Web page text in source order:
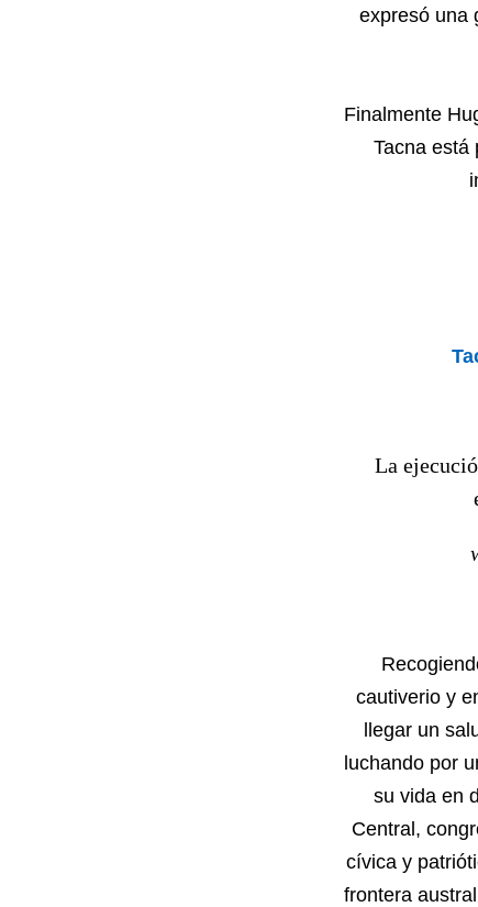
expresó una
Finalmente
Tacna está
La
cautiverio y
llegar un
luchando por
su vida en
Central,
cívica y
frontera